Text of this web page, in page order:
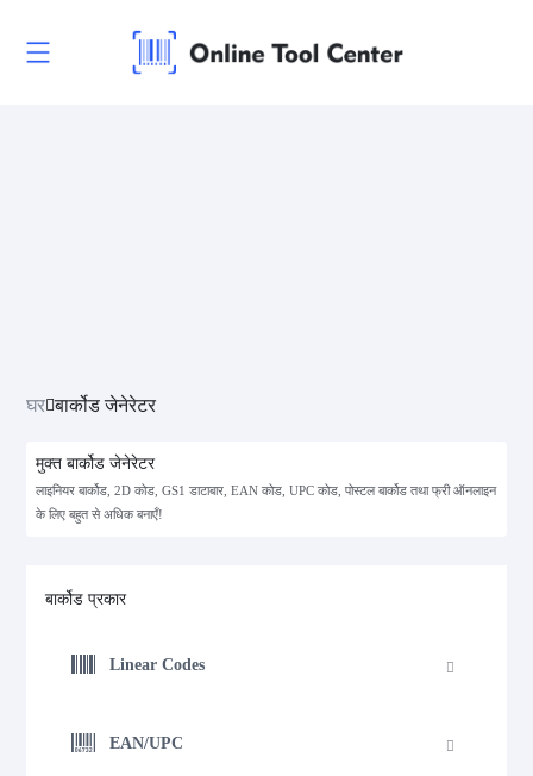
घर बार्कोड जेनेरेटर
मुक्त बार्कोड जेनेरेटर
लाइनियर बार्कोड, 2D कोड, GS1 डाटाबार, EAN कोड, UPC कोड, पोस्टल बार्कोड तथा फ्री ऑनलाइन
के लिए बहुत से अधिक बनाएँ!
बार्कोड प्रकार
Linear Codes
EAN/UPC